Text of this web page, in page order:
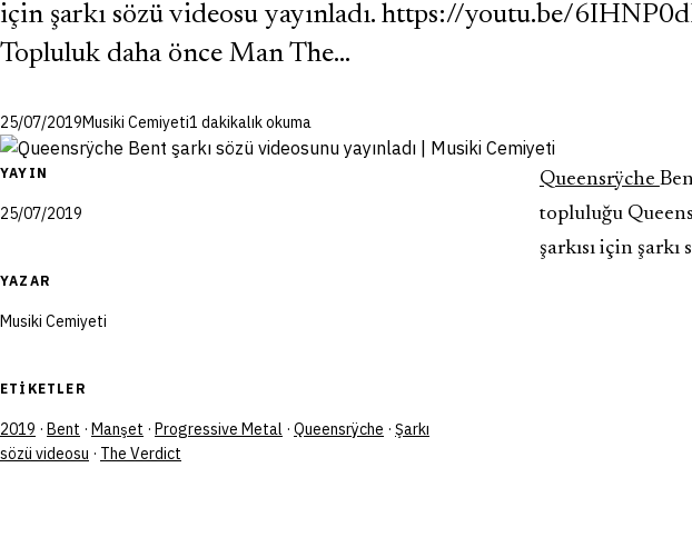
için şarkı sözü videosu yayınladı. https://youtu.be/
Topluluk daha önce Man The…
25/07/2019Musiki Cemiyeti1 dakikalık okuma
YAYIN
25/07/2019
YAZAR
Musiki Cemiyeti
ETIKETLER
2019 · Bent · Manşet · Progressive Metal · Queensrÿche · Şarkı
sözü videosu · The Verdict
Queensrÿche
topluluğu
şarkısı için şarkı